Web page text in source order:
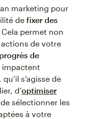
marketing pour
de fixer des
Cela permet non
de votre
de
impactent
s’agisse de
d’optimiser
sélectionner les
à votre